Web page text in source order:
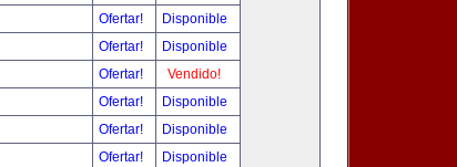
Ofertar!
Disponible
Ofertar!
Disponible
Ofertar!
Vendido!
Ofertar!
Disponible
Ofertar!
Disponible
Ofertar!
Disponible